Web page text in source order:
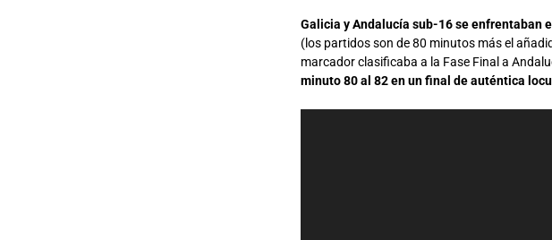
Galicia y Andalucía sub-16 se enfrentaban
(los partidos son de 80 minutos más el
marcador clasificaba a la Fase Final a
minuto 80 al 82 en un final de auténtica